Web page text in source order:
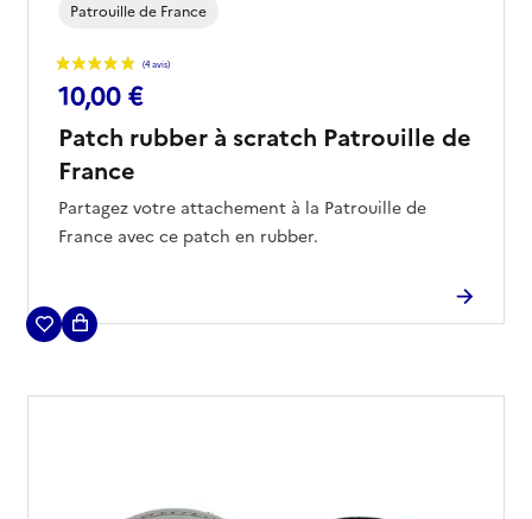
Patrouille de France
10,00 €
Patch rubber à scratch Patrouille de
France
Partagez votre attachement à la Patrouille de
France avec ce patch en rubber.